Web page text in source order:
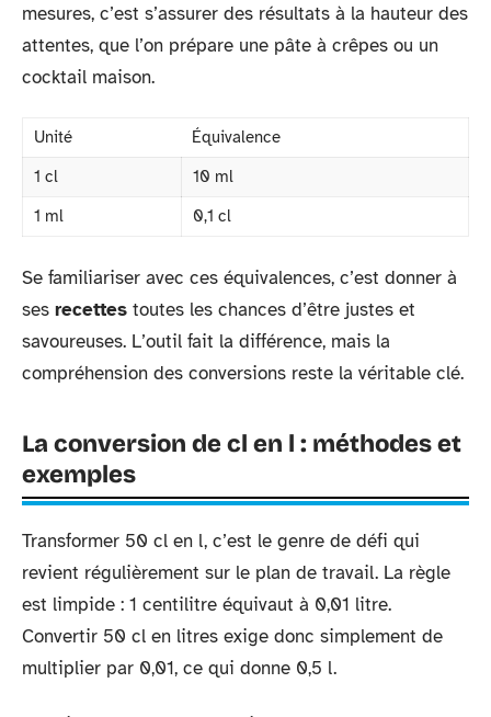
mesures, c’est s’assurer des résultats à la hauteur des
attentes, que l’on prépare une pâte à crêpes ou un
cocktail maison.
Unité
Équivalence
1 cl
10 ml
1 ml
0,1 cl
Se familiariser avec ces équivalences, c’est donner à
ses recettes toutes les chances d’être justes et
savoureuses. L’outil fait la différence, mais la
compréhension des conversions reste la véritable clé.
La conversion de cl en l : méthodes et
exemples
Transformer 50 cl en l, c’est le genre de défi qui
revient régulièrement sur le plan de travail. La règle
est limpide : 1 centilitre équivaut à 0,01 litre.
Convertir 50 cl en litres exige donc simplement de
multiplier par 0,01, ce qui donne 0,5 l.